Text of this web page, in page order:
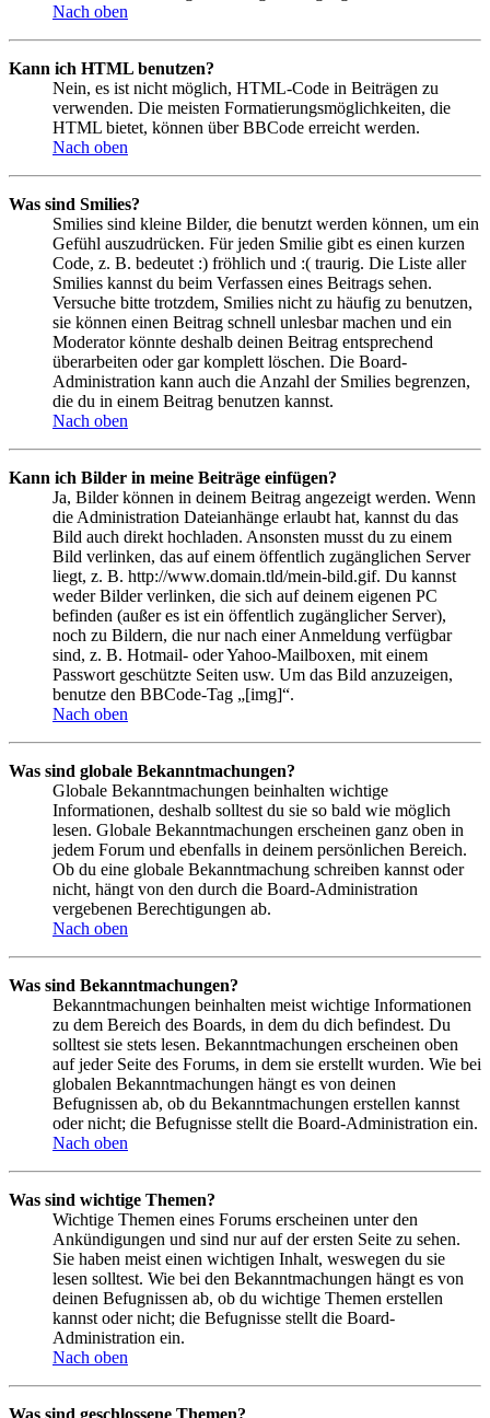
Nach oben
Kann ich HTML benutzen?
Nein, es ist nicht möglich, HTML-Code in Beiträgen zu
verwenden. Die meisten Formatierungsmöglichkeiten, die
HTML bietet, können über BBCode erreicht werden.
Nach oben
Was sind Smilies?
Smilies sind kleine Bilder, die benutzt werden können, um ein
Gefühl auszudrücken. Für jeden Smilie gibt es einen kurzen
Code, z. B. bedeutet :) fröhlich und :( traurig. Die Liste aller
Smilies kannst du beim Verfassen eines Beitrags sehen.
Versuche bitte trotzdem, Smilies nicht zu häufig zu benutzen,
sie können einen Beitrag schnell unlesbar machen und ein
Moderator könnte deshalb deinen Beitrag entsprechend
überarbeiten oder gar komplett löschen. Die Board-
Administration kann auch die Anzahl der Smilies begrenzen,
die du in einem Beitrag benutzen kannst.
Nach oben
Kann ich Bilder in meine Beiträge einfügen?
Ja, Bilder können in deinem Beitrag angezeigt werden. Wenn
die Administration Dateianhänge erlaubt hat, kannst du das
Bild auch direkt hochladen. Ansonsten musst du zu einem
Bild verlinken, das auf einem öffentlich zugänglichen Server
liegt, z. B. http://www.domain.tld/mein-bild.gif. Du kannst
weder Bilder verlinken, die sich auf deinem eigenen PC
befinden (außer es ist ein öffentlich zugänglicher Server),
noch zu Bildern, die nur nach einer Anmeldung verfügbar
sind, z. B. Hotmail- oder Yahoo-Mailboxen, mit einem
Passwort geschützte Seiten usw. Um das Bild anzuzeigen,
benutze den BBCode-Tag „[img]“.
Nach oben
Was sind globale Bekanntmachungen?
Globale Bekanntmachungen beinhalten wichtige
Informationen, deshalb solltest du sie so bald wie möglich
lesen. Globale Bekanntmachungen erscheinen ganz oben in
jedem Forum und ebenfalls in deinem persönlichen Bereich.
Ob du eine globale Bekanntmachung schreiben kannst oder
nicht, hängt von den durch die Board-Administration
vergebenen Berechtigungen ab.
Nach oben
Was sind Bekanntmachungen?
Bekanntmachungen beinhalten meist wichtige Informationen
zu dem Bereich des Boards, in dem du dich befindest. Du
solltest sie stets lesen. Bekanntmachungen erscheinen oben
auf jeder Seite des Forums, in dem sie erstellt wurden. Wie bei
globalen Bekanntmachungen hängt es von deinen
Befugnissen ab, ob du Bekanntmachungen erstellen kannst
oder nicht; die Befugnisse stellt die Board-Administration ein.
Nach oben
Was sind wichtige Themen?
Wichtige Themen eines Forums erscheinen unter den
Ankündigungen und sind nur auf der ersten Seite zu sehen.
Sie haben meist einen wichtigen Inhalt, weswegen du sie
lesen solltest. Wie bei den Bekanntmachungen hängt es von
deinen Befugnissen ab, ob du wichtige Themen erstellen
kannst oder nicht; die Befugnisse stellt die Board-
Administration ein.
Nach oben
Was sind geschlossene Themen?